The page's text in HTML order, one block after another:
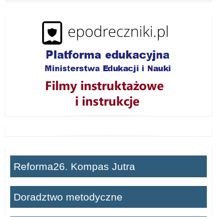
Reforma26. Kompas Jutra
Doradztwo metodyczne